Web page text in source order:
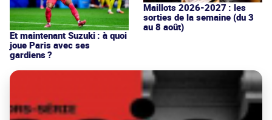
Et maintenant Suzuki : à quoi
joue Paris avec ses
gardiens ?
Maillots 2026-2027 : les
sorties de la semaine (du 3
au 8 août)